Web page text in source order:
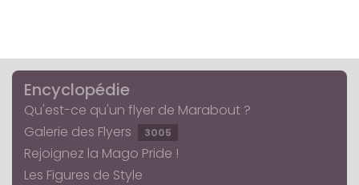
Encyclopédie
Qu'est-ce qu'un flyer de Marabout ?
Galerie des Flyers
3005
Rejoignez la Mago Pride !
Les Figures de Style